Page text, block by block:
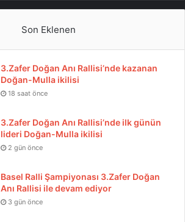
Son Eklenen
3.Zafer Doğan Anı Rallisi’nde kazanan
Doğan-Mulla ikilisi
18 saat önce
3.Zafer Doğan Anı Rallisi’nde ilk günün
lideri Doğan-Mulla ikilisi
2 gün önce
Basel Ralli Şampiyonası 3.Zafer Doğan
Anı Rallisi ile devam ediyor
3 gün önce